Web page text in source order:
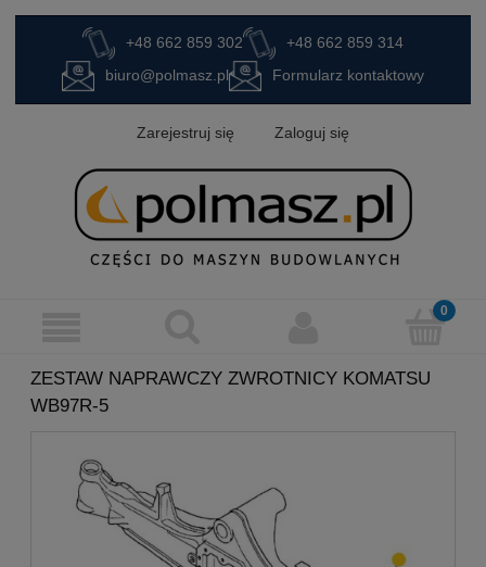
+48 662 859 302
+48 662 859 314
biuro@polmasz.pl
Formularz kontaktowy
Zarejestruj się Zaloguj się
ZESTAW NAPRAWCZY ZWROTNICY KOMATSU
WB97R-5